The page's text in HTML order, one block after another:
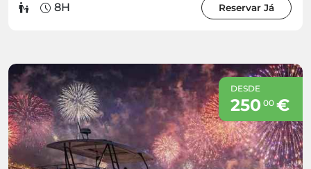
8H
Reservar Já
DESDE
250 00€